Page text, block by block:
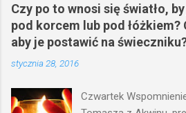
Czy po to wnosi się światło,
pod korcem lub pod łóżkiem?
aby je postawić na
stycznia 28, 2016
Czwartek